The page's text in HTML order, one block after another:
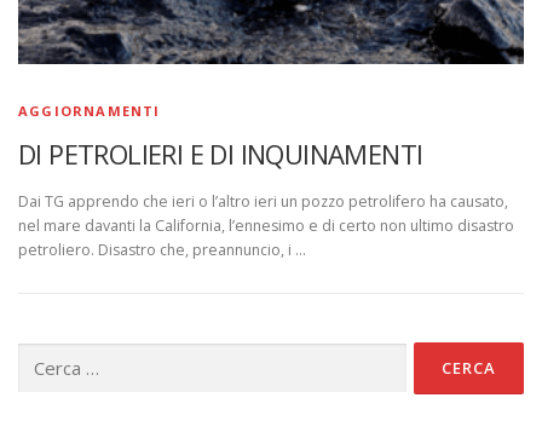
AGGIORNAMENTI
DI PETROLIERI E DI INQUINAMENTI
Dai TG apprendo che ieri o l’altro ieri un pozzo petrolifero ha causato,
nel mare davanti la California, l’ennesimo e di certo non ultimo disastro
petroliero. Disastro che, preannuncio, i …
per: